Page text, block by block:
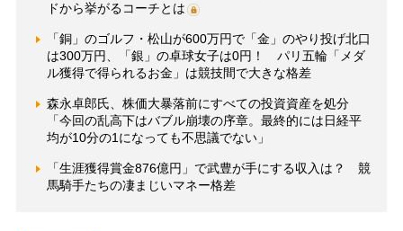
ドから挙がるコーチとは
「銅」のゴルフ・松山が600万円で「金」のやり投げ北口
は300万円、「銀」の卓球女子は0円！ パリ五輪「メダ
ル獲得で得られるお金」は競技間で大きな格差
森永卓郎氏、株価大暴落前にすべての投資資産を処分
「今回の乱高下はバブル崩壊の序章。最終的には日経平
均が10分の1になっても不思議でない」
「生涯獲得賞金876億円」で武豊が手にする収入は？ 競
馬騎手たちの凄まじいマネー格差